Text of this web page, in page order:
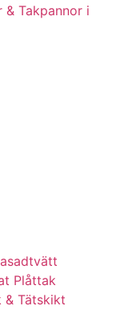
& Takpannor i
Plåttak
& Tätskikt